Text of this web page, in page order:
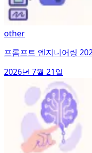
other
프롬프트 엔지니어링
2026년 7월 21일